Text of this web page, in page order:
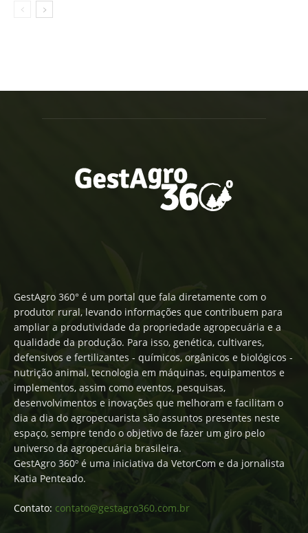
GestAgro 360° é um portal que fala diretamente com o
produtor rural, levando informações que contribuem para
ampliar a produtividade da propriedade agropecuária e a
qualidade da produção. Para isso, genética, cultivares,
defensivos e fertilizantes - químicos, orgânicos e biológicos -
nutrição animal, tecnologia em máquinas, equipamentos e
implementos, assim como eventos, pesquisas,
desenvolvimentos e inovações que melhoram e facilitam o
dia a dia do agropecuarista são assuntos presentes neste
espaço, sempre tendo o objetivo de fazer um giro pelo
universo da agropecuária brasileira.
GestAgro 360º é uma iniciativa da VetorCom e da jornalista
Katia Penteado.
Contato: contato@gestagro360.com.br